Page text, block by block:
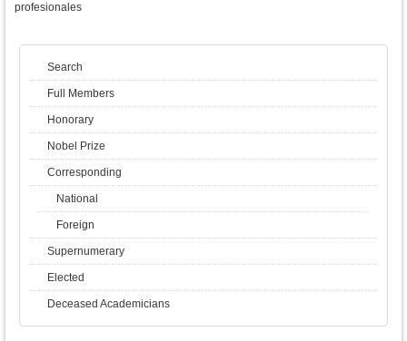
profesionales
Search
Full Members
Honorary
Nobel Prize
Corresponding
National
Foreign
Supernumerary
Elected
Deceased Academicians